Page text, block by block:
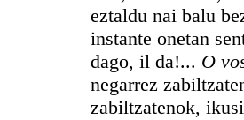
eztaldu nai balu
instante onetan
dago, il da!... O
negarrez
zabiltzatenok,